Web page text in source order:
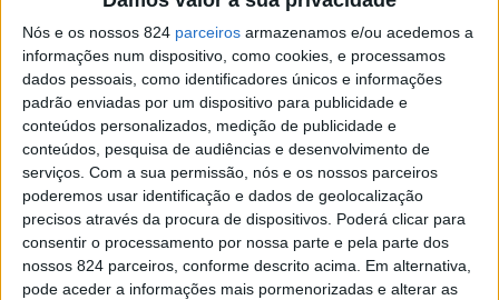
Nós e os nossos 824 parceiros armazenamos e/ou acedemos a
informações num dispositivo, como cookies, e processamos
dados pessoais, como identificadores únicos e informações
padrão enviadas por um dispositivo para publicidade e
conteúdos personalizados, medição de publicidade e
conteúdos, pesquisa de audiências e desenvolvimento de
serviços. Com a sua permissão, nós e os nossos parceiros
poderemos usar identificação e dados de geolocalização
precisos através da procura de dispositivos. Poderá clicar para
consentir o processamento por nossa parte e pela parte dos
nossos 824 parceiros, conforme descrito acima. Em alternativa,
pode aceder a informações mais pormenorizadas e alterar as
A cerimónia pública de certificação e renovação de